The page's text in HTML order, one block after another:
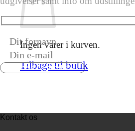
Ingen varer i kurven.
Tilbage til butik
Kontakt os